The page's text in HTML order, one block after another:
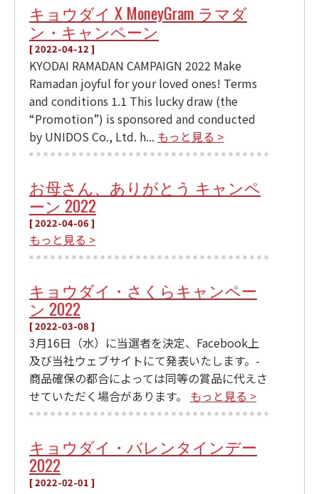
キョウダイ X MoneyGram ラマダ
ン・キャンペーン
[ 2022-04-12 ]
KYODAI RAMADAN CAMPAIGN 2022 Make
Ramadan joyful for your loved ones! Terms
and conditions 1.1 This lucky draw (the
“Promotion”) is sponsored and conducted
by UNIDOS Co., Ltd. h... もっと見る >
お母さん、ありがとう キャンペ
ーン 2022
[ 2022-04-06 ]
もっと見る >
キョウダイ・さくらキャンペー
ン 2022
[ 2022-03-08 ]
3月16日（水）に当選者を決定、Facebook上
及び当社ウェブサイトにて発表いたします。-
商品確保の都合によっては同等の賞品に代えさ
せていただく場合があります。 もっと見る >
キョウダイ・バレンタインデー
2022
[ 2022-02-01 ]